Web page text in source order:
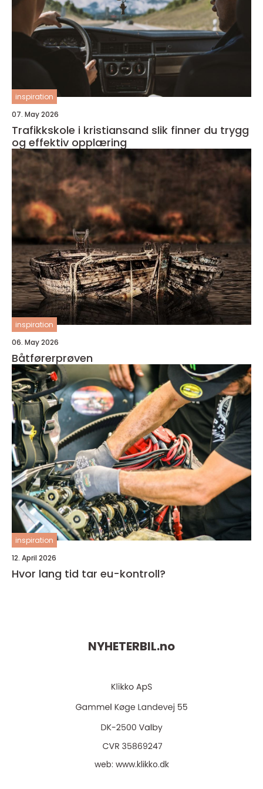
inspiration
07. May 2026
Trafikkskole i kristiansand slik finner du trygg
og effektiv opplæring
inspiration
06. May 2026
Båtførerprøven
inspiration
12. April 2026
Hvor lang tid tar eu-kontroll?
NYHETERBIL.no
web: www.klikko.dk